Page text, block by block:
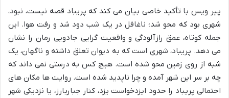
پیر ویس با تأکید خاصی بیان می کند که پریباد قصه نیست، نبود،
شهری بود که محو شد؛ ناغافل در یک شب دود شد و رفت هوا. این
جمله کوتاه، عمق رازآلودگی و واقعیت گرایی جادویی رمان را نشان
می دهد. پریباد، شهری است که به دیوان تعلق داشته و ناگهان، یک
شبه از روی زمین محو شده است. هیچ کس به درستی نمی داند که
چه بر سر این شهر آمده و چرا ناپدید شده است. روایت ها مکان های
احتمالی پریباد را حدود ایزدخواست یزد، کنار جباربارز، یا نزدیکی شهر